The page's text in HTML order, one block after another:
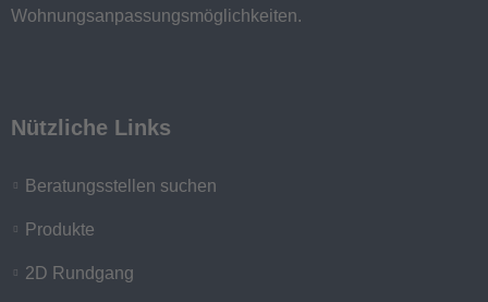
Wohnungsanpassungsmöglichkeiten.
Nützliche Links
Beratungsstellen suchen
Produkte
2D Rundgang